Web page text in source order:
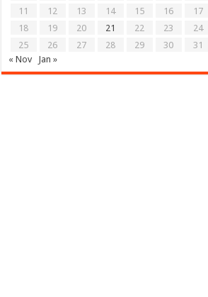
11
12 13 14 15 16
17
18
19 20 21 22 23
24
25
26 27 28 29 30
31
« Nov
Jan »